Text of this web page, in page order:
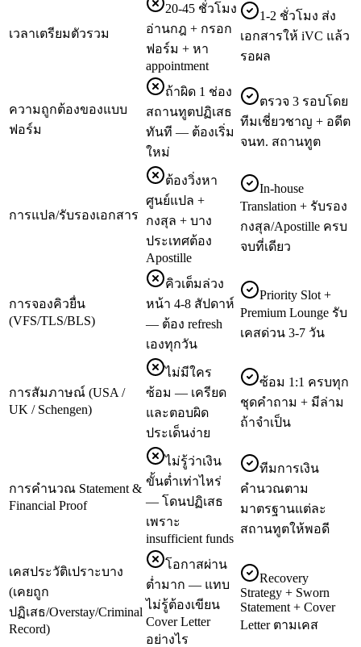
เวลาเตรียมตัวรวม
20-45 ชั่วโมง
อ่านกฎ + กรอก
ฟอร์ม + หา
appointment
1-2 ชั่วโมง ส่ง
เอกสารให้ iVC แล้ว
รอผล
ความถูกต้องของแบบ
ฟอร์ม
ถ้าผิด 1 ช่อง
สถานทูตปฏิเสธ
ทันที — ต้องเริ่ม
ใหม่
ตรวจ 3 รอบโดย
ทีมเชี่ยวชาญ + อดีต
จนท. สถานทูต
การแปล/รับรองเอกสาร
ต้องวิ่งหา
ศูนย์แปล +
กงสุล + บาง
ประเทศต้อง
Apostille
In-house
Translation + รับรอง
กงสุล/Apostille ครบ
จบที่เดียว
การจองคิวยื่น
(VFS/TLS/BLS)
คิวเต็มล่วง
หน้า 4-8 สัปดาห์
— ต้อง refresh
เองทุกวัน
Priority Slot +
Premium Lounge รับ
เคสด่วน 3-7 วัน
การสัมภาษณ์ (USA /
UK / Schengen)
ไม่มีใคร
ซ้อม — เครียด
และตอบผิด
ประเด็นง่าย
ซ้อม 1:1 ครบทุก
ชุดคำถาม + มีล่าม
ถ้าจำเป็น
การคำนวณ Statement &
Financial Proof
ไม่รู้ว่าเงิน
ขั้นต่ำเท่าไหร่
— โดนปฏิเสธ
เพราะ
insufficient funds
ทีมการเงิน
คำนวณตาม
มาตรฐานแต่ละ
สถานทูตให้พอดี
เคสประวัติเปราะบาง
(เคยถูก
ปฏิเสธ/Overstay/Criminal
Record)
โอกาสผ่าน
ต่ำมาก — แทบ
ไม่รู้ต้องเขียน
Cover Letter
อย่างไร
Recovery
Strategy + Sworn
Statement + Cover
Letter ตามเคส